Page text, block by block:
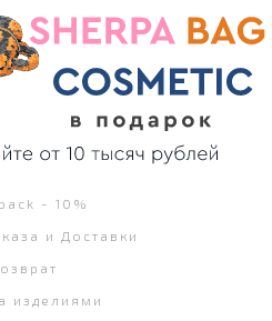
- 10%
и Доставки
изделиями